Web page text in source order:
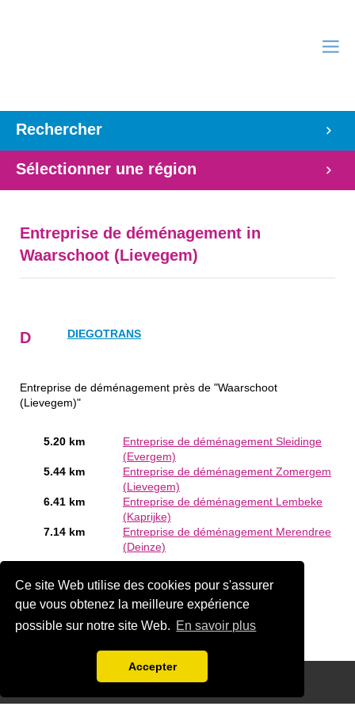
Ce site Web utilise des cookies pour s'assurer
que vous obtenez la meilleure expérience
possible sur notre site Web. En savoir plus
Accepter
Rechercher
Sélectionner une région
Entreprise de déménagement in
Waarschoot (Lievegem)
D DIEGOTRANS
Entreprise de déménagement près de "Waarschoot
(Lievegem)"
5.20 km
Entreprise de déménagement Sleidinge
(Evergem)
5.44 km
Entreprise de déménagement Zomergem
(Lievegem)
6.41 km
Entreprise de déménagement Lembeke
(Kaprijke)
7.14 km
Entreprise de déménagement Merendree
(Deinze)
déménagement en Waarschoot (Lievegem)?Ajouter une
société gratuitement